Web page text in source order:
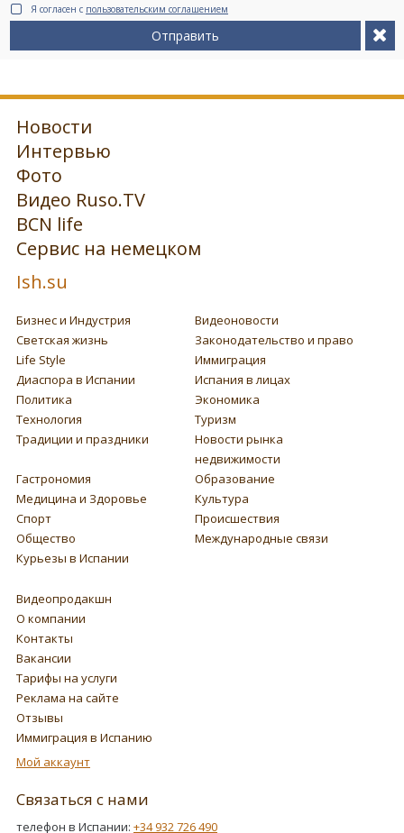
Я согласен с пользовательским соглашением
Отправить
Новости
Интервью
Фото
Видео Ruso.TV
BCN life
Сервис на немецком
Ish.su
Бизнес и Индустрия
Видеоновости
Светская жизнь
Законодательство и право
Life Style
Иммиграция
Диаспора в Испании
Испания в лицах
Политика
Экономика
Технология
Туризм
Традиции и праздники
Новости рынка
недвижимости
Гастрономия
Образование
Медицина и Здоровье
Культура
Спорт
Происшествия
Общество
Международные связи
Курьезы в Испании
Видеопродакшн
О компании
Контакты
Вакансии
Тарифы на услуги
Реклама на сайте
Отзывы
Иммиграция в Испанию
Мой аккаунт
Связаться с нами
телефон в Испании: +34 932 726 490